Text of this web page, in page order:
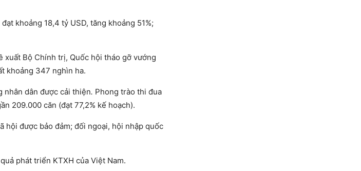
khoảng 18,4 tỷ USD, tăng khoảng 51%;
xuất Bộ Chính trị, Quốc hội tháo gỡ vướng
khoảng 347 nghìn ha.
nhân dân được cải thiện. Phong trào thi đua
209.000 căn (đạt 77,2% kế hoạch).
hội được bảo đảm; đối ngoại, hội nhập quốc
phát triển KTXH của Việt Nam.